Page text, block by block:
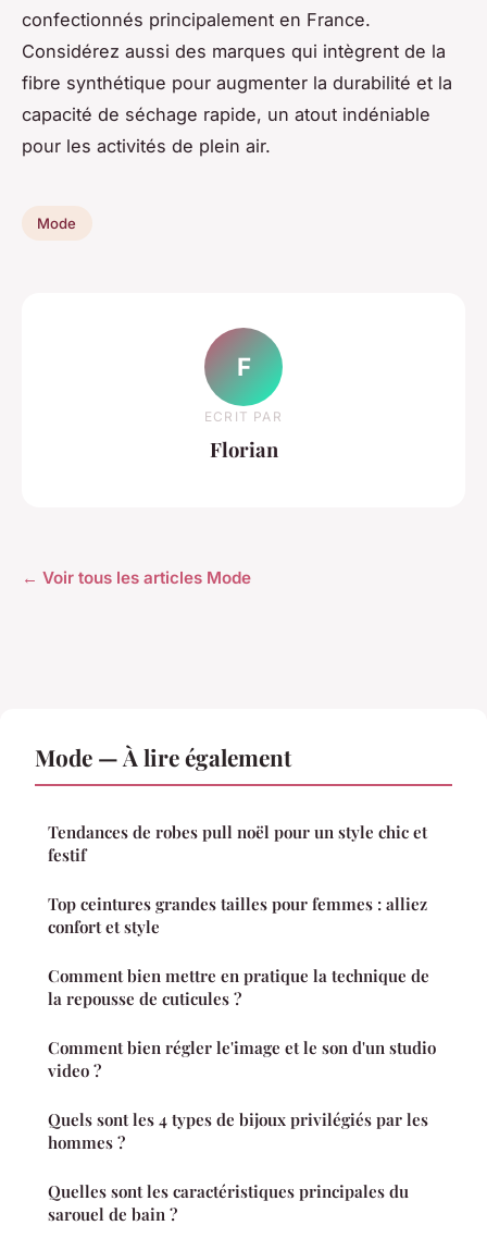
confectionnés principalement en France.
Considérez aussi des marques qui intègrent de la
fibre synthétique pour augmenter la durabilité et la
capacité de séchage rapide, un atout indéniable
pour les activités de plein air.
Mode
F
ECRIT PAR
Florian
← Voir tous les articles Mode
Mode — À lire également
Tendances de robes pull noël pour un style chic et
festif
Top ceintures grandes tailles pour femmes : alliez
confort et style
Comment bien mettre en pratique la technique de
la repousse de cuticules ?
Comment bien régler le'image et le son d'un studio
video ?
Quels sont les 4 types de bijoux privilégiés par les
hommes ?
Quelles sont les caractéristiques principales du
sarouel de bain ?